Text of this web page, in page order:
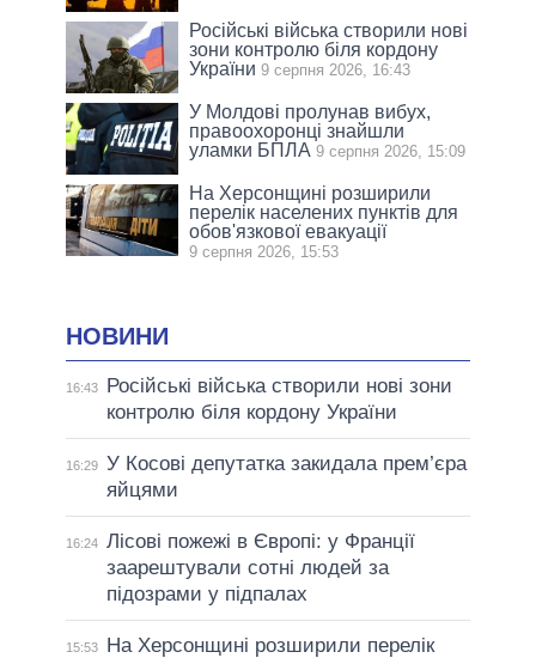
Російські війська створили нові
зони контролю біля кордону
України 9 серпня 2026, 16:43
У Молдові пролунав вибух,
правоохоронці знайшли
уламки БПЛА 9 серпня 2026, 15:09
На Херсонщині розширили
перелік населених пунктів для
обов'язкової евакуації
9 серпня 2026, 15:53
НОВИНИ
16:43
Російські війська створили нові зони
контролю біля кордону України
16:29 У Косові депутатка закидала прем’єра
яйцями
16:24 Лісові пожежі в Європі: у Франції
заарештували сотні людей за
підозрами у підпалах
15:53
На Херсонщині розширили перелік